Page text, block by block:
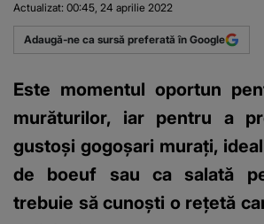
Actualizat: 00:45, 24 aprilie 2022
Adaugă-ne ca sursă preferată în Google
Este momentul oportun
murăturilor, iar pentru a
gustoși gogoșari murați,
de boeuf sau ca salată
trebuie să cunoști o rețetă